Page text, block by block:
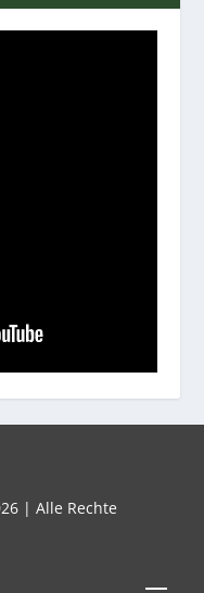
| Alle Rechte